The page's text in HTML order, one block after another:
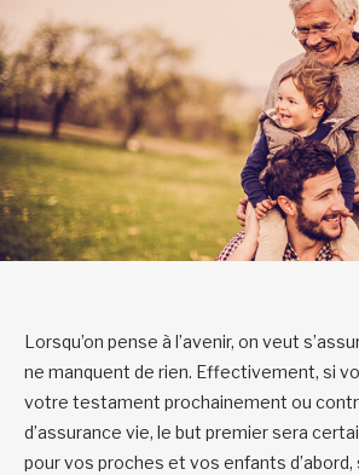
Lorsqu’on pense à l’avenir, on veut
ne manquent de rien. Effectivement, si
votre testament prochainement ou
d’assurance vie, le but premier sera
pour vos proches et vos enfants d’abord,